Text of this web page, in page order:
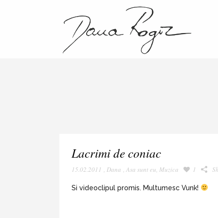
Lacrimi de coniac
15.02.2011 , Dana , Asa sunt eu, Muzica 1
Si videoclipul promis. Multumesc Vunk!